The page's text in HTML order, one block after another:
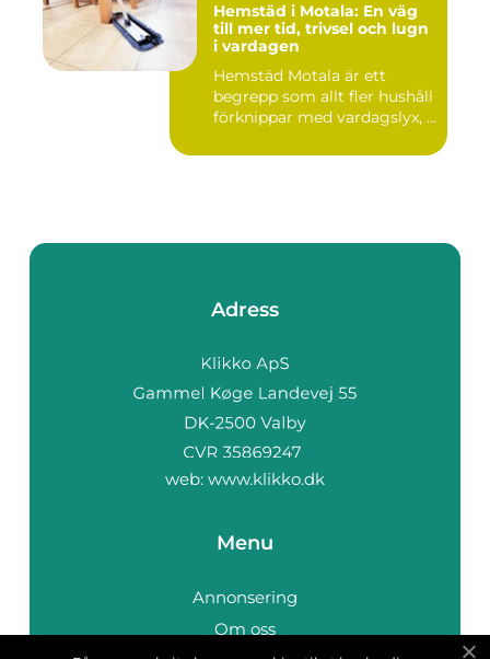
Hemstäd i Motala: En väg
till mer tid, trivsel och lugn
i vardagen
Hemstäd Motala är ett
begrepp som allt fler hushåll
förknippar med vardagslyx, ...
Adress
web: www.klikko.dk
Menu
Annonsering
Om oss